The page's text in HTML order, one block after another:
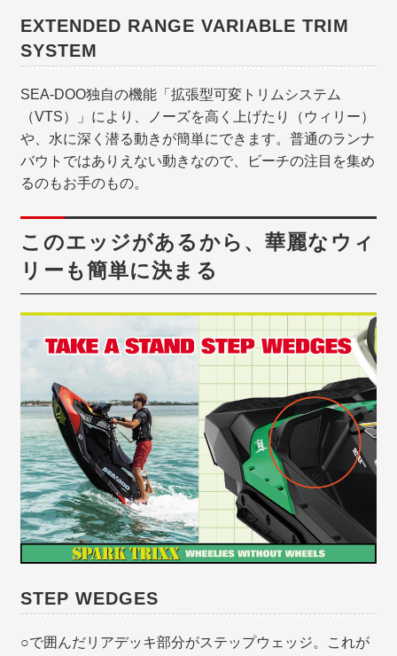
EXTENDED RANGE VARIABLE TRIM
SYSTEM
SEA-DOO独自の機能「拡張型可変トリムシステム
（VTS）」により、ノーズを高く上げたり（ウィリー）
や、水に深く潜る動きが簡単にできます。普通のランナ
バウトではありえない動きなので、ビーチの注目を集め
るのもお手のもの。
このエッジがあるから、華麗なウィ
リーも簡単に決まる
STEP WEDGES
○で囲んだリアデッキ部分がステップウェッジ。これが